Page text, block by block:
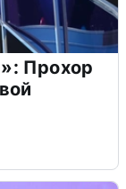
Прохор